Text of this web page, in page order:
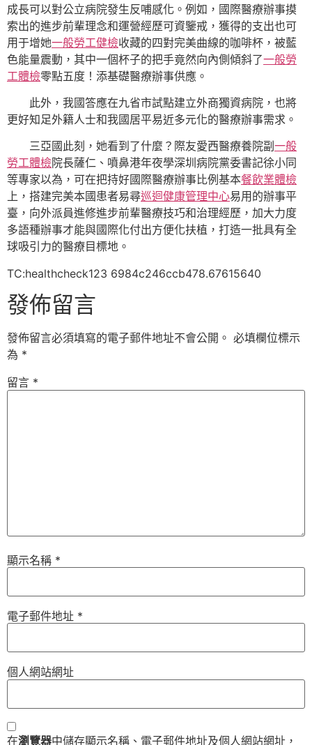
成長可以對公立病院發生反哺感化。例如，國際醫療辦事摸
索出的進步前輩理念和運營經歷可資鑒戒，獲得的支出也可
用于增她一般勞工健檢收藏的四對完美曲線的咖啡杯，被藍
色能量震動，其中一個杯子的把手竟然向內側傾斜了一般勞
工體檢零點五度！添基礎醫療辦事供應。
此外，我國答應在九省市試點建立外商獨資病院，也將
更好知足外籍人士和我國居平易近多元化的醫療辦事需求。
三亞國此刻，她看到了什麼？際友愛西醫療養院副 一般
勞工體檢院長薩仁、噴鼻港年夜學深圳病院黨委書記徐小同
等專家以為，可在把持好國際醫療辦事比例基本餐飲業體檢
上，搭建完美本國患者易尋巡迴健康管理中心易用的辦事平
臺，向外派員進修進步前輩醫療技巧和治理經歷，加大力度
多語種辦事才能與國際化付出方便化扶植，打造一批具有全
球吸引力的醫療目標地。
TC:healthcheck123 6984c246ccb478.67615640
發佈留言
發佈留言必須填寫的電子郵件地址不會公開。 必填欄位標示
為 *
留言 *
顯示名稱 *
電子郵件地址 *
個人網站網址
在瀏覽器中儲存顯示名稱、電子郵件地址及個人網站網址，